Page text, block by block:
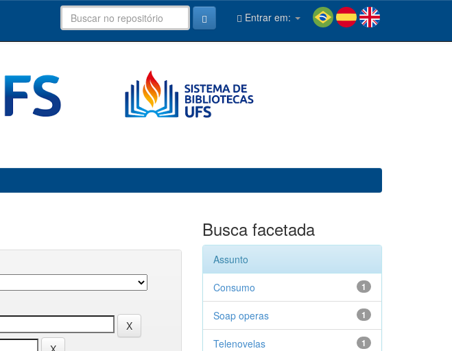
Entrar em:
Busca facetada
Assunto
1
Consumo
1
Soap operas
1
Telenovelas